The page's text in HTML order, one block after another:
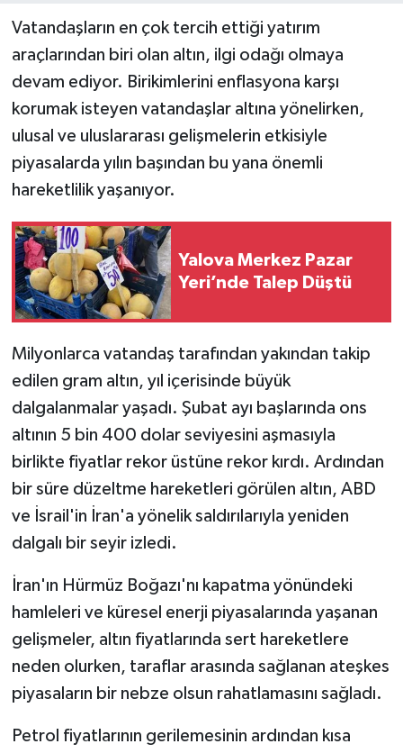
Vatandaşların en çok tercih ettiği yatırım
araçlarından biri olan altın, ilgi odağı olmaya
devam ediyor. Birikimlerini enflasyona karşı
korumak isteyen vatandaşlar altına yönelirken,
ulusal ve uluslararası gelişmelerin etkisiyle
piyasalarda yılın başından bu yana önemli
hareketlilik yaşanıyor.
Yalova Merkez Pazar
Yeri’nde Talep Düştü
Milyonlarca vatandaş tarafından yakından takip
edilen gram altın, yıl içerisinde büyük
dalgalanmalar yaşadı. Şubat ayı başlarında ons
altının 5 bin 400 dolar seviyesini aşmasıyla
birlikte fiyatlar rekor üstüne rekor kırdı. Ardından
bir süre düzeltme hareketleri görülen altın, ABD
ve İsrail'in İran'a yönelik saldırılarıyla yeniden
dalgalı bir seyir izledi.
İran'ın Hürmüz Boğazı'nı kapatma yönündeki
hamleleri ve küresel enerji piyasalarında yaşanan
gelişmeler, altın fiyatlarında sert hareketlere
neden olurken, taraflar arasında sağlanan ateşkes
piyasaların bir nebze olsun rahatlamasını sağladı.
Petrol fiyatlarının gerilemesinin ardından kısa